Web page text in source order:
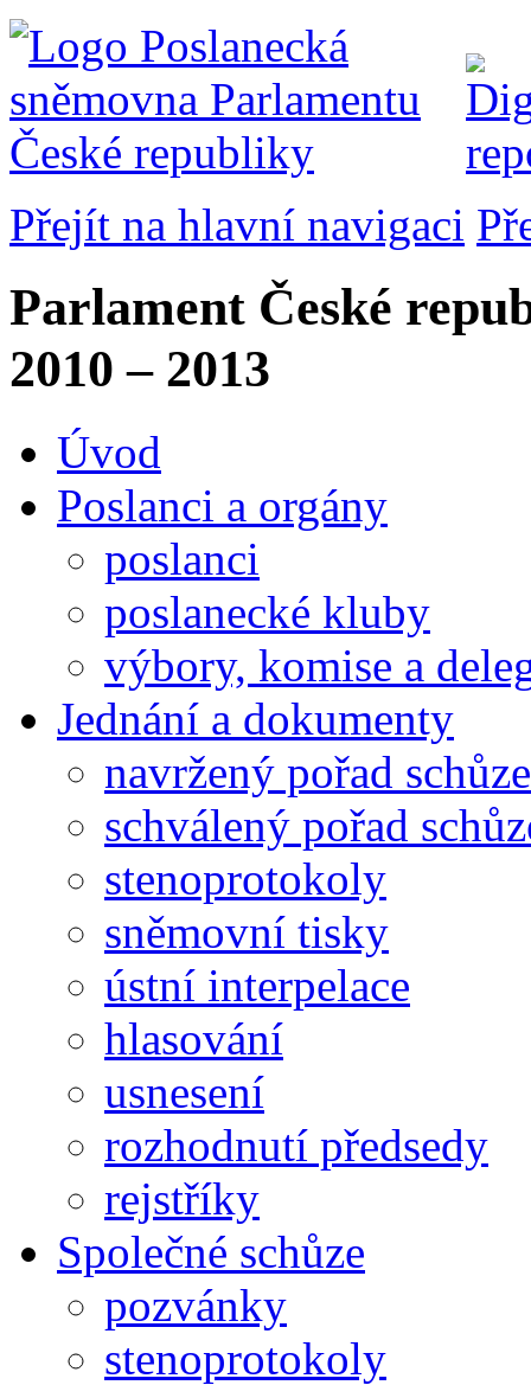
Přejít na hlavní navigaci
Parlament České
2010 – 2013
Úvod
Poslanci a orgány
poslanci
poslanecké kluby
výbory, komise a
Jednání a dokumenty
navržený pořad schůze
schválený pořad
stenoprotokoly
sněmovní tisky
ústní interpelace
hlasování
usnesení
rozhodnutí předsedy
rejstříky
Společné schůze
pozvánky
stenoprotokoly